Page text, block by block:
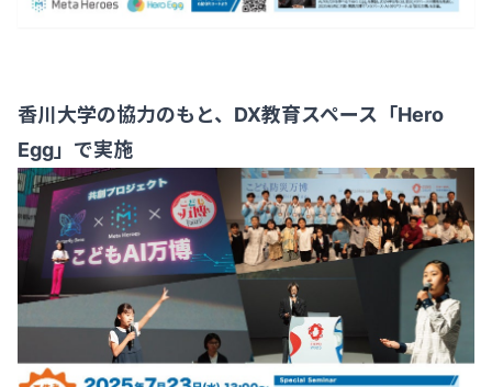
香川大学の協力のもと、DX教育スペース「Hero
Egg」で実施